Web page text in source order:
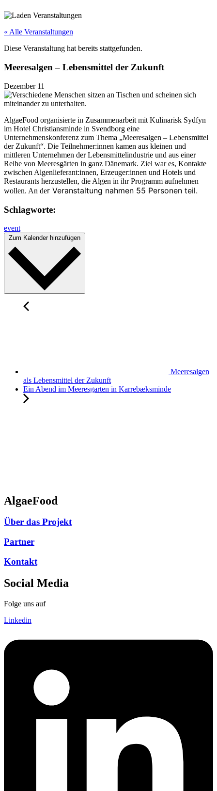
« Alle Veranstaltungen
Diese Veranstaltung hat bereits stattgefunden.
Meeresalgen – Lebensmittel der Zukunft
Dezember 11
AlgaeFood organisierte in Zusammenarbeit mit Kulinarisk Sydfyn
im Hotel Christiansminde in Svendborg eine
Unternehmenskonferenz zum Thema „Meeresalgen – Lebensmittel
der Zukunft“. Die Teilnehmer:innen kamen aus kleinen und
mittleren Unternehmen der Lebensmittelindustrie und aus einer
Reihe von Meeresgärten in ganz Dänemark. Ziel war es, Kontakte
zwischen Algenlieferant:innen, Erzeuger:innen und Hotels und
Restaurants herzustellen, die Algen in ihr Programm aufnehmen
wollen. An der Veranstaltung nahmen 55 Personen teil.
Schlagworte:
event
Meeresalgen
als Lebensmittel der Zukunft
Ein Abend im Meeresgarten in Karrebæksminde
AlgaeFood
Über das Projekt
Partner
Kontakt
Social Media
Folge uns auf
Linkedin